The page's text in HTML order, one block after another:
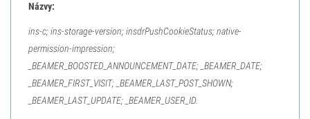
Názvy:
ins-c; ins-storage-version; insdrPushCookieStatus; native-
permission-impression;
_BEAMER_BOOSTED_ANNOUNCEMENT_DATE; _BEAMER_DATE;
_BEAMER_FIRST_VISIT; _BEAMER_LAST_POST_SHOWN;
_BEAMER_LAST_UPDATE; _BEAMER_USER_ID.